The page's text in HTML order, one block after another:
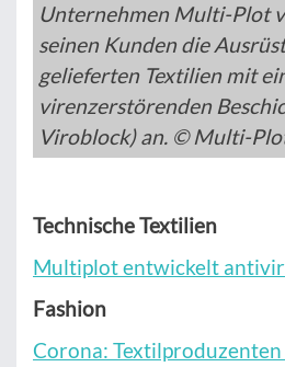
Unternehmen Multi-Plot
seinen Kunden die
gelieferten Textilien mit
virenzerstörenden
Viroblock) an. © Multi-
Technische Textilien
Multiplot entwickelt
Fashion
Corona: